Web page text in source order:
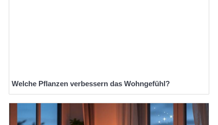
Welche Pflanzen verbessern das Wohngefühl?